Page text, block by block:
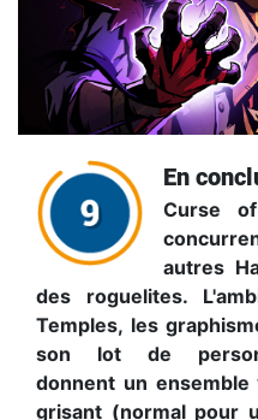
En
Curse
autres
des roguelites.
Temples, les
son lot de
donnent un
grisant (normal pour